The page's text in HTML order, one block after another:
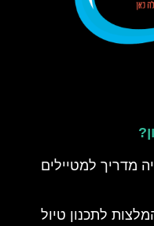
מדריך למטיילים
לתכנון טיול